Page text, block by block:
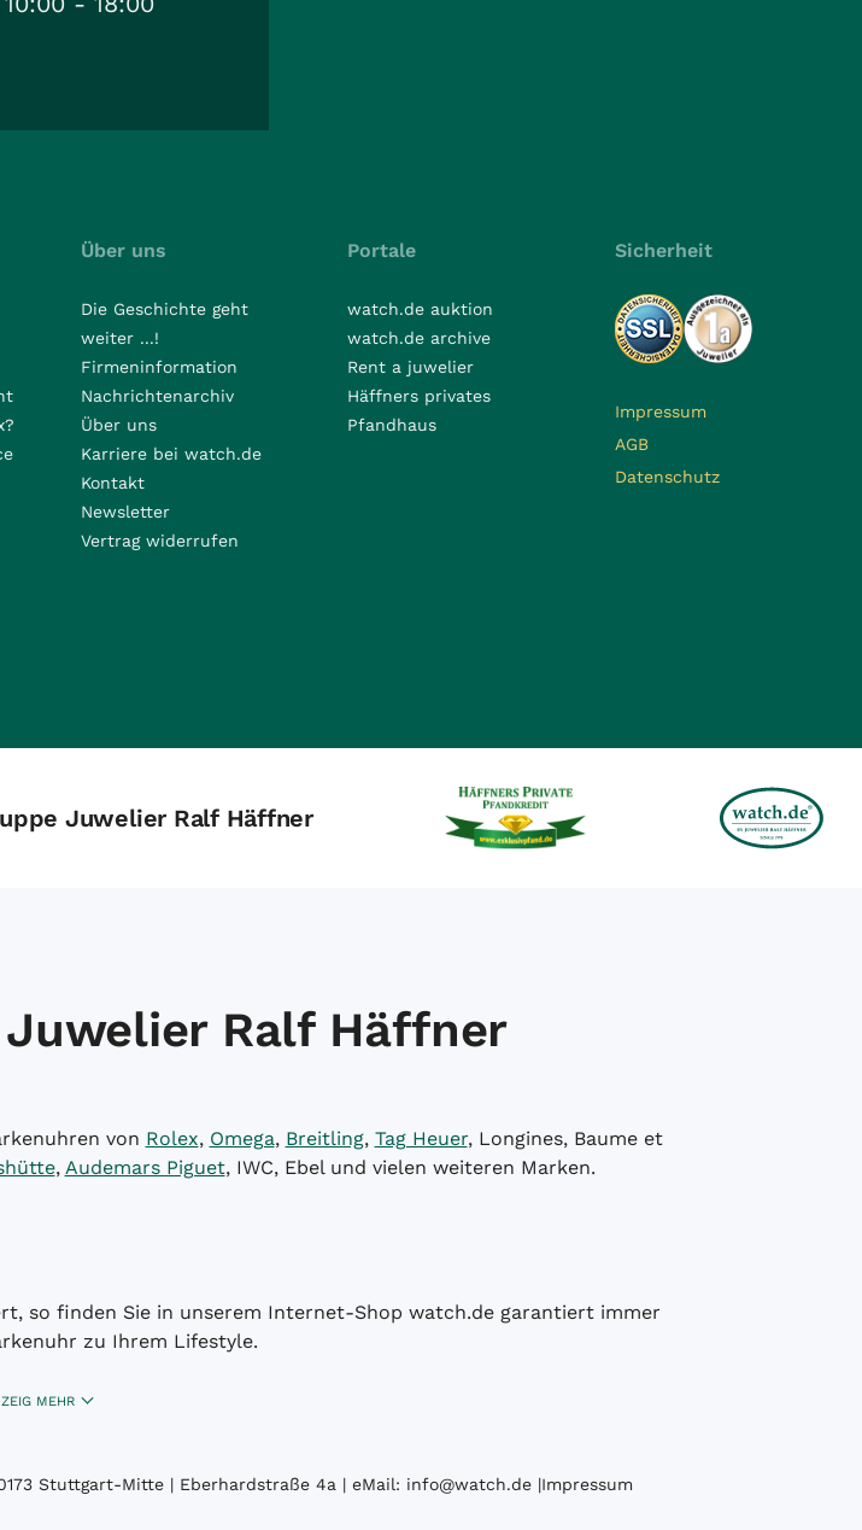
Über uns
Die Geschichte geht
weiter ...!
Firmeninformation
Nachrichtenarchiv
Über uns
Karriere bei watch.de
Kontakt
Newsletter
Vertrag widerrufen
Portale
watch.de auktion
watch.de archive
Rent a juwelier
Häffners privates
Pfandhaus
Sicherheit
Impressum
AGB
Datenschutz
Juwelier Ralf Häffner
Ralf Häffner
von Rolex, Omega, Breitling, Tag Heuer, Longines, Baume et
, Audemars Piguet, IWC, Ebel und vielen weiteren Marken.
so finden Sie in unserem Internet-Shop watch.de garantiert immer
zu Ihrem Lifestyle.
ZEIG MEHR
Stuttgart-Mitte | Eberhardstraße 4a | eMail: info@watch.de|Impressum